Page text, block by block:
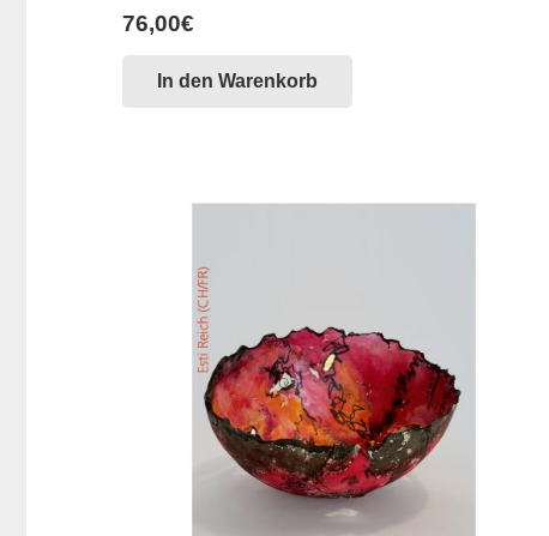
76,00€
In den Warenkorb